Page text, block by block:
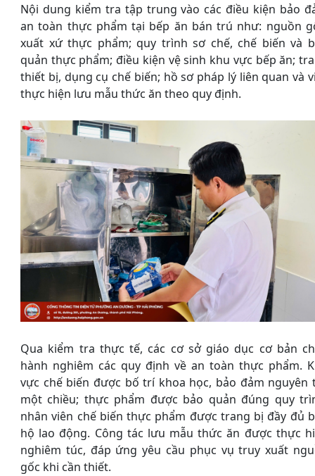
Nội dung kiểm tra tập trung vào các điều kiện bảo
an toàn thực phẩm tại bếp ăn bán trú như: nguồn
xuất xứ thực phẩm; quy trình sơ chế, chế biến và
quản thực phẩm; điều kiện vệ sinh khu vực bếp ăn;
thiết bị, dụng cụ chế biến; hồ sơ pháp lý liên quan và
thực hiện lưu mẫu thức ăn theo quy định.
Qua kiểm tra thực tế, các cơ sở giáo dục cơ bản
hành nghiêm các quy định về an toàn thực phẩm.
vực chế biến được bố trí khoa học, bảo đảm nguyên
một chiều; thực phẩm được bảo quản đúng quy
nhân viên chế biến thực phẩm được trang bị đầy đủ
hộ lao động. Công tác lưu mẫu thức ăn được thực
nghiêm túc, đáp ứng yêu cầu phục vụ truy xuất
gốc khi cần thiết.